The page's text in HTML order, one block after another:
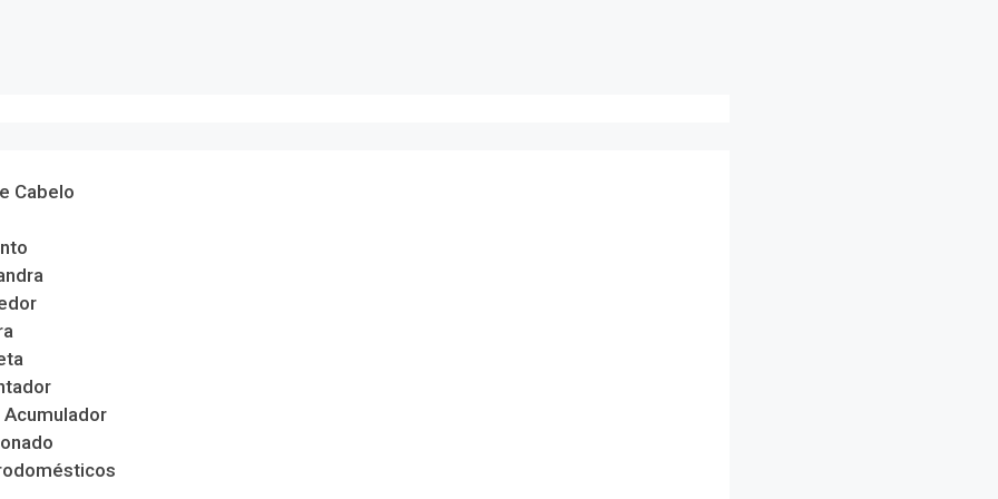
Cabelo